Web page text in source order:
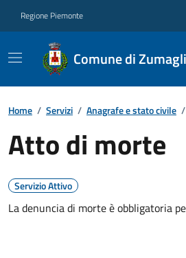
Regione Piemonte
Comune di
Home / Servizi / Anagrafe e stato civile /
Atto di morte
Servizio Attivo
La denuncia di morte è obbligatoria